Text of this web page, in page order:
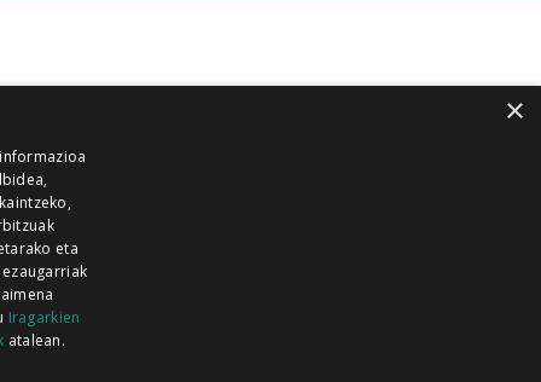
GUKA
×
eta
Iragarkien
atalean.